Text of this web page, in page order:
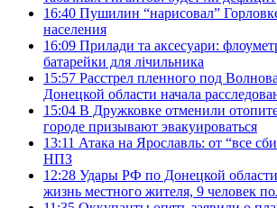
16:40 Пушилин “нарисовал”
населения
16:09 Прилади та аксесуари: флоуметр
батарейки для лічильника
15:57 Расстрел пленного под
Донецкой области начала
15:04 В Дружковке отменили
городе призывают эвакуироваться
13:11 Атака на Ярославль: от “все
НПЗ
12:28 Удары РФ по Донецкой
жизнь местного жителя, 9 человек